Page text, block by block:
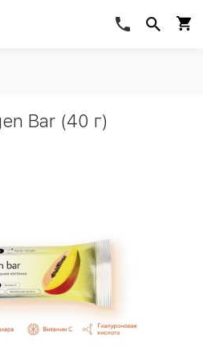
Bar (40 г)